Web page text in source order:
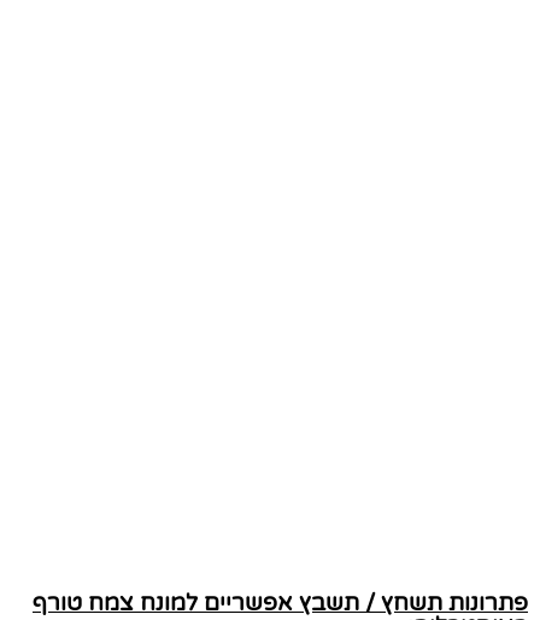
פתרונות תשחץ / תשבץ אפשריים למונח צמח טורף